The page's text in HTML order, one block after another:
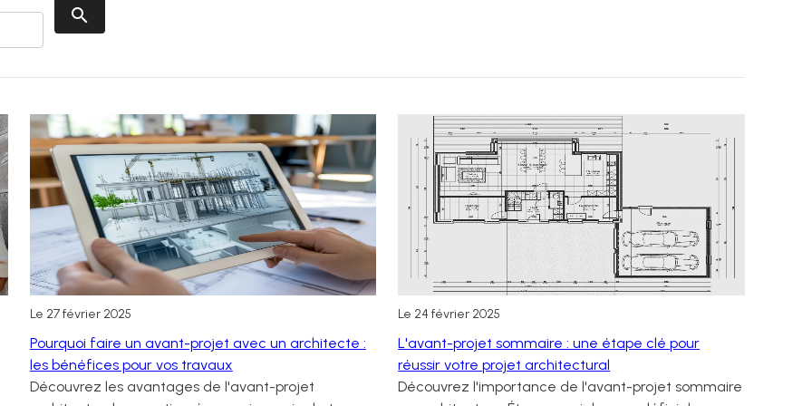
Le 27 février 2025
Pourquoi faire un avant-projet avec un architecte :
les bénéfices pour vos travaux
Découvrez les avantages de l'avant-projet
Le 24 février 2025
L'avant-projet sommaire : une étape clé pour
réussir votre projet architectural
Découvrez l'importance de l'avant-projet sommaire